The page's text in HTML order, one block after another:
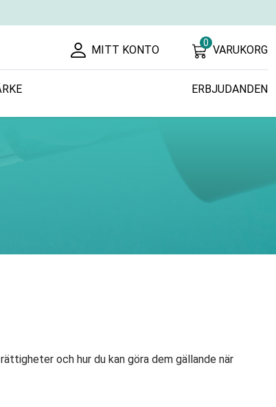
MITT KONTO
0
VARUKORG
ERBJUDANDEN
och hur du kan göra dem gällande när